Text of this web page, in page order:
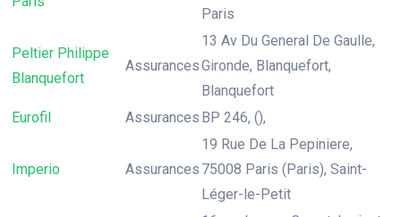
Paris
Peltier Philippe
Blanquefort
Assurances
13 Av Du General De Gaulle,
Gironde, Blanquefort,
Blanquefort
Eurofil
Assurances BP 246, (),
Imperio Assurances
19 Rue De La Pepiniere,
75008 Paris (Paris), Saint-
Léger-le-Petit